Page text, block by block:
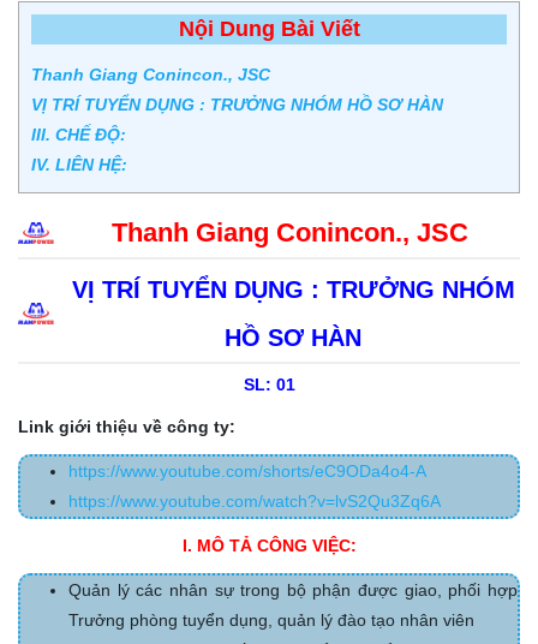
Nội Dung Bài Viết
Thanh Giang Conincon., JSC
VỊ TRÍ TUYỂN DỤNG : TRƯỞNG NHÓM HỒ SƠ HÀN
III. CHẾ ĐỘ:
IV. LIÊN HỆ:
Thanh Giang Conincon., JSC
VỊ TRÍ TUYỂN DỤNG : TRƯỞNG NHÓM
HỒ SƠ HÀN
SL: 01
Link giới thiệu về công ty:
https://www.youtube.com/shorts/eC9ODa4o4-A
https://www.youtube.com/watch?v=lvS2Qu3Zq6A
I. MÔ TẢ CÔNG VIỆC:
Quản lý các nhân sự trong bộ phận được giao, phối hợp
Trưởng phòng tuyển dụng, quản lý đào tạo nhân viên